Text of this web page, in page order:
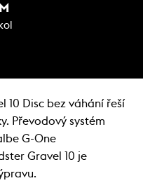
10 Disc bez váhání řeší
Převodový systém
G-One
Gravel 10 je